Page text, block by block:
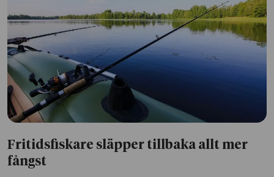
Fritidsfiskare släpper tillbaka allt mer
fångst